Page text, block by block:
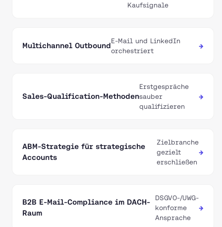
Kaufsignale
Multichannel Outbound
E-Mail und LinkedIn
orchestriert
→
Sales-Qualification-Methoden
Erstgespräche
sauber
qualifizieren
→
ABM-Strategie für strategische
Accounts
Zielbranche
gezielt
erschließen
→
B2B E-Mail-Compliance im DACH-
Raum
DSGVO-/UWG-
konforme
Ansprache
→